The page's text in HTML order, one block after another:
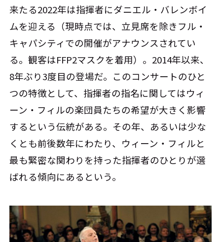
来たる2022年は指揮者にダニエル・バレンボイ
ムを迎える（現時点では、立見席を除きフル・
キャパシティでの開催がアナウンスされてい
る。観客はFFP2マスクを着用）。2014年以来、
8年ぶり3度目の登場だ。このコンサートのひと
つの特徴として、指揮者の指名に関してはウィ
ーン・フィルの楽団員たちの希望が大きく影響
するという伝統がある。その年、あるいは少な
くとも前後数年にわたり、ウィーン・フィルと
最も緊密な関わりを持った指揮者のひとりが選
ばれる傾向にあるという。